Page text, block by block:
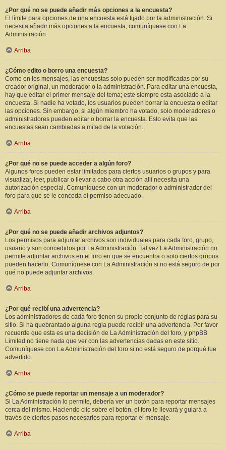
¿Por qué no se puede añadir más opciones a la encuesta?
El límite para opciones de una encuesta está fijado por la administración. Si
necesita añadir más opciones a la encuesta, comuníquese con La
Administración.
Arriba
¿Cómo edito o borro una encuesta?
Como en los mensajes, las encuestas solo pueden ser modificadas por su
creador original, un moderador o la administración. Para editar una encuesta,
hay que editar el primer mensaje del tema; este siempre esta asociado a la
encuesta. Si nadie ha votado, los usuarios pueden borrar la encuesta o editar
las opciones. Sin embargo, si algún miembro ha votado, solo moderadores o
administradores pueden editar o borrar la encuesta. Esto evita que las
encuestas sean cambiadas a mitad de la votación.
Arriba
¿Por qué no se puede acceder a algún foro?
Algunos foros pueden estar limitados para ciertos usuarios o grupos y para
visualizar, leer, publicar o llevar a cabo otra acción allí necesita una
autorización especial. Comuníquese con un moderador o administrador del
foro para que se le conceda el permiso adecuado.
Arriba
¿Por qué no se puede añadir archivos adjuntos?
Los permisos para adjuntar archivos son individuales para cada foro, grupo,
usuario y son concedidos por La Administración. Tal vez La Administración no
permite adjuntar archivos en el foro en que se encuentra o solo ciertos grupos
pueden hacerlo. Comuníquese con La Administración si no está seguro de por
qué no puede adjuntar archivos.
Arriba
¿Por qué recibí una advertencia?
Los administradores de cada foro tienen su propio conjunto de reglas para su
sitio. Si ha quebrantado alguna regla puede recibir una advertencia. Por favor
recuerde que esta es una decisión de La Administración del foro, y phpBB
Limited no tiene nada que ver con las advertencias dadas en este sitio.
Comuníquese con La Administración del foro si no está seguro de porqué fue
advertido.
Arriba
¿Cómo se puede reportar un mensaje a un moderador?
Si La Administración lo permite, debería ver un botón para reportar mensajes
cerca del mismo. Haciendo clic sobre el botón, el foro le llevará y guiará a
través de ciertos pasos necesarios para reportar el mensaje.
Arriba